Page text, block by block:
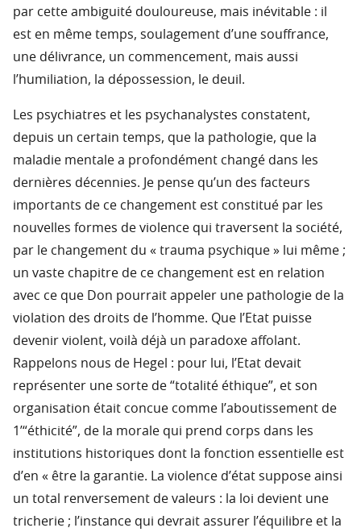
par cette ambiguité douloureuse, mais inévitable : il
est en même temps, soulagement d’une souffrance,
une délivrance, un commencement, mais aussi
l’humiliation, la dépossession, le deuil.
Les psychiatres et les psychanalystes constatent,
depuis un certain temps, que la pathologie, que la
maladie mentale a profondément changé dans les
dernières décennies. Je pense qu’un des facteurs
importants de ce changement est constitué par les
nouvelles formes de violence qui traversent la société,
par le changement du « trauma psychique » lui même ;
un vaste chapitre de ce changement est en relation
avec ce que Don pourrait appeler une pathologie de la
violation des droits de l’homme. Que l’Etat puisse
devenir violent, voilà déjà un paradoxe affolant.
Rappelons nous de Hegel : pour lui, l’Etat devait
représenter une sorte de “totalité éthique”, et son
organisation était concue comme l’aboutissement de
1’“éthicité”, de la morale qui prend corps dans les
institutions historiques dont la fonction essentielle est
d’en « être la garantie. La violence d’état suppose ainsi
un total renversement de valeurs : la loi devient une
tricherie ; l’instance qui devrait assurer l’équilibre et la